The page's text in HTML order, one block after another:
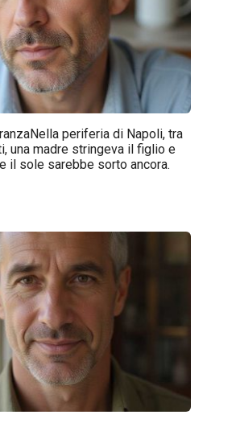
periferia di Napoli, tra
una madre stringeva il figlio e
il sole sarebbe sorto ancora.